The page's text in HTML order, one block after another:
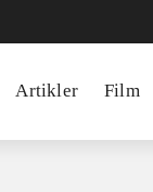
Artikler Film